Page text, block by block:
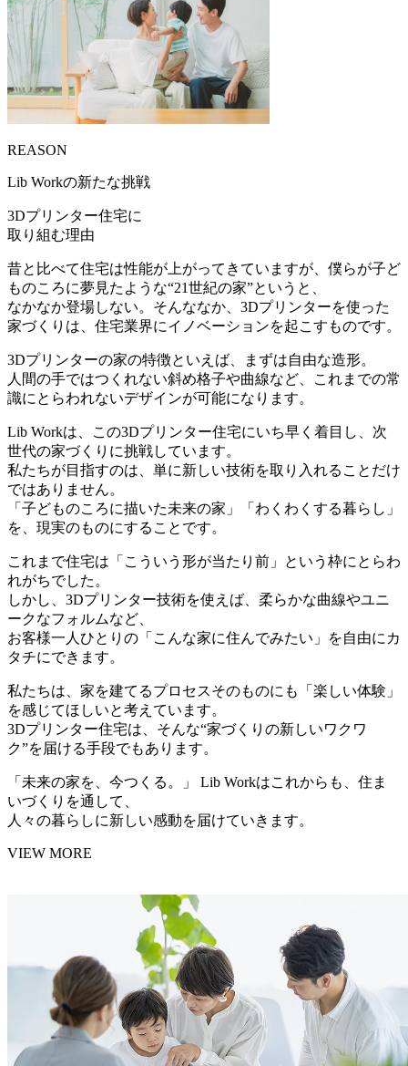
REASON
Lib Workの新たな挑戦
3Dプリンター住宅に
取り組む理由
昔と比べて住宅は性能が上がってきていますが、僕らが子ど
ものころに夢見たような“21世紀の家”というと、
なかなか登場しない。そんななか、3Dプリンターを使った
家づくりは、住宅業界にイノベーションを起こすものです。
3Dプリンターの家の特徴といえば、まずは自由な造形。
人間の手ではつくれない斜め格子や曲線など、これまでの常
識にとらわれないデザインが可能になります。
Lib Workは、この3Dプリンター住宅にいち早く着目し、次
世代の家づくりに挑戦しています。
私たちが目指すのは、単に新しい技術を取り入れることだけ
ではありません。
「子どものころに描いた未来の家」「わくわくする暮らし」
を、現実のものにすることです。
これまで住宅は「こういう形が当たり前」という枠にとらわ
れがちでした。
しかし、3Dプリンター技術を使えば、柔らかな曲線やユニ
ークなフォルムなど、
お客様一人ひとりの「こんな家に住んでみたい」を自由にカ
タチにできます。
私たちは、家を建てるプロセスそのものにも
「楽しい体験」
を感じてほしいと考えています。
3Dプリンター住宅は、そんな“家づくりの新しいワクワ
ク”を届ける手段でもあります。
「未来の家を、今つくる。」 Lib Workはこれからも、住ま
いづくりを通して、
人々の暮らしに新しい感動を届けていきます。
VIEW MORE